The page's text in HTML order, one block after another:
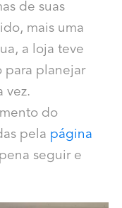
de suas
mais uma
a loja teve
para planejar
vez.
do
pela página
seguir e